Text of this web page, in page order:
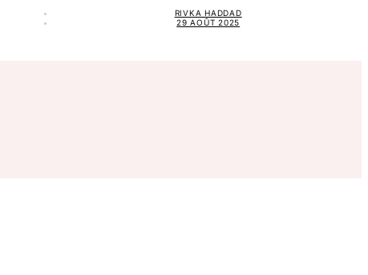
RIVKA HADDAD
29 AOÛT 2025